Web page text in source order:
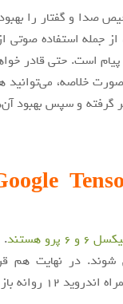
صدا و گفتار را
جمله استفاده صوتی
است. حتی قادر
خلاصه، می‌توانید
و سپس بهبود
هستند
.
شوند. در نهایت هم